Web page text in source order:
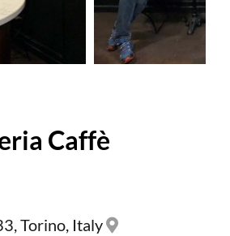
Caffè
Torino, Italy